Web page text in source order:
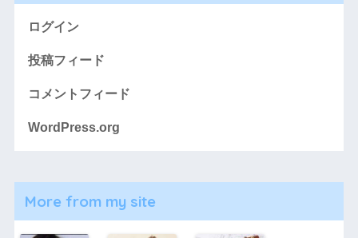
ログイン
投稿フィード
コメントフィード
WordPress.org
More from my site